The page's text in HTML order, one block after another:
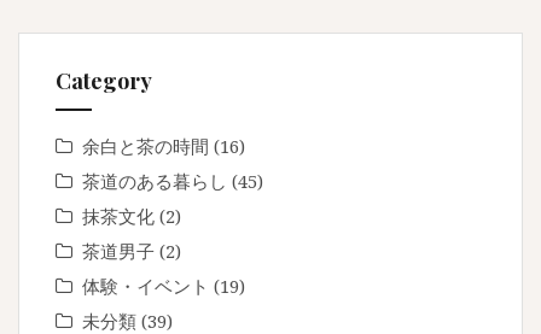
Category
余白と茶の時間 (16)
茶道のある暮らし (45)
抹茶文化 (2)
茶道男子 (2)
体験・イベント (19)
未分類 (39)